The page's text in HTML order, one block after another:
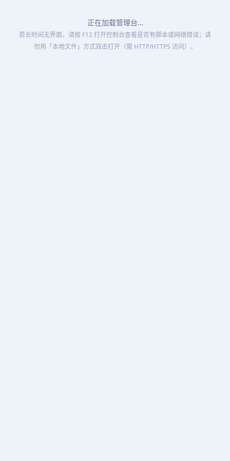
正在加载管理台…
若长时间无界面，请按 F12 打开控制台查看是否有脚本或网络错误；请
勿用「本地文件」方式双击打开（需 HTTP/HTTPS 访问）。